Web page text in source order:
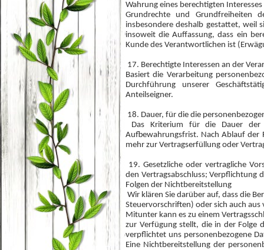
Wahrung eines berechtigten
Grundrechte und Grundfreiheiten
insbesondere deshalb gestattet, weil
insoweit die Auffassung, dass ein
Kunde des Verantwortlichen ist
17. Berechtigte Interessen an der
Basiert die Verarbeitung
Durchführung unserer
Anteilseigner.
18. Dauer, für die die
Das Kriterium für die Dauer der
Aufbewahrungsfrist. Nach Ablauf der
mehr zur Vertragserfüllung oder
19. Gesetzliche oder vertragliche
den Vertragsabschluss; Verpflichtung
Folgen der Nichtbereitstellung
Wir klären Sie darüber auf, dass die
Steuervorschriften) oder sich auch
Mitunter kann es zu einem
zur Verfügung stellt, die in der Folge
verpflichtet uns personenbezogene
Eine Nichtbereitstellung der